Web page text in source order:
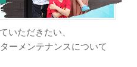
いただきたい、
ーメンテナンスについて